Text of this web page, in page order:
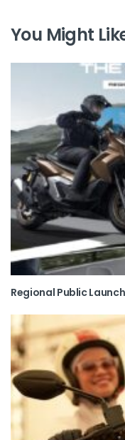
You Might
Regional Public